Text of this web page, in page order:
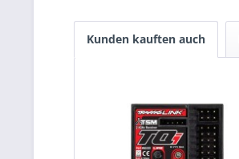
Kunden kauften auch